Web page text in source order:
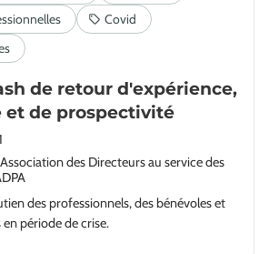
de retour d'expérience,
et de prospectivité
des Directeurs au service des
des professionnels, des bénévoles et
période de crise.